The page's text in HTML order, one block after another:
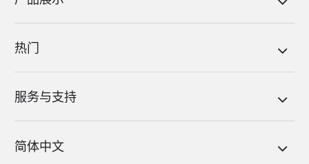
热门
服务与支持
简体中文